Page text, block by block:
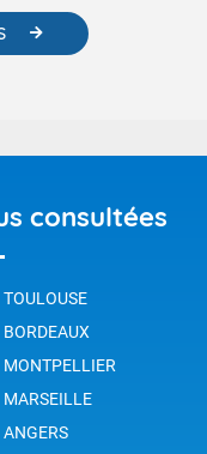
consultées
TOULOUSE
MONTPELLIER
MARSEILLE
ANGERS